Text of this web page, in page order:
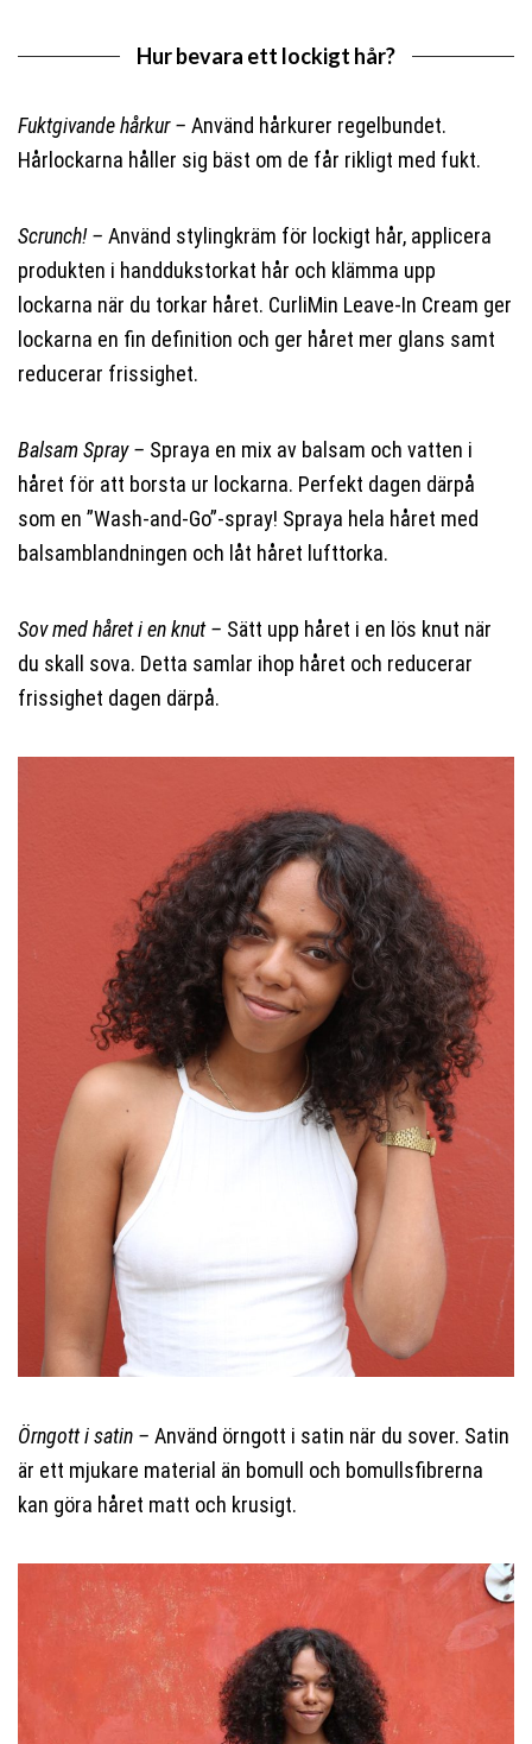
Hur bevara ett lockigt hår?
Fuktgivande hårkur – Använd hårkurer regelbundet.
Hårlockarna håller sig bäst om de får rikligt med fukt.
Scrunch! – Använd stylingkräm för lockigt hår, applicera
produkten i handdukstorkat hår och klämma upp
lockarna när du torkar håret. CurliMin Leave-In Cream ger
lockarna en fin definition och ger håret mer glans samt
reducerar frissighet.
Balsam Spray – Spraya en mix av balsam och vatten i
håret för att borsta ur lockarna. Perfekt dagen därpå
som en ”Wash-and-Go”-spray! Spraya hela håret med
balsamblandningen och låt håret lufttorka.
Sov med håret i en knut – Sätt upp håret i en lös knut när
du skall sova. Detta samlar ihop håret och reducerar
frissighet dagen därpå.
Örngott i satin – Använd örngott i satin när du sover. Satin
är ett mjukare material än bomull och bomullsfibrerna
kan göra håret matt och krusigt.